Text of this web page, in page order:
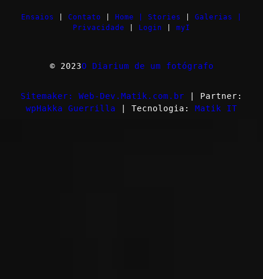
Ensaios Contato Home | Stories
Galerias |
Privacidade
Login myI
© 2023O Diarium de um fotógrafo
Sitemaker: Web-Dev.Matik.com.br | Partner:
wpHakka Guerrilla | Tecnologia: Matik IT